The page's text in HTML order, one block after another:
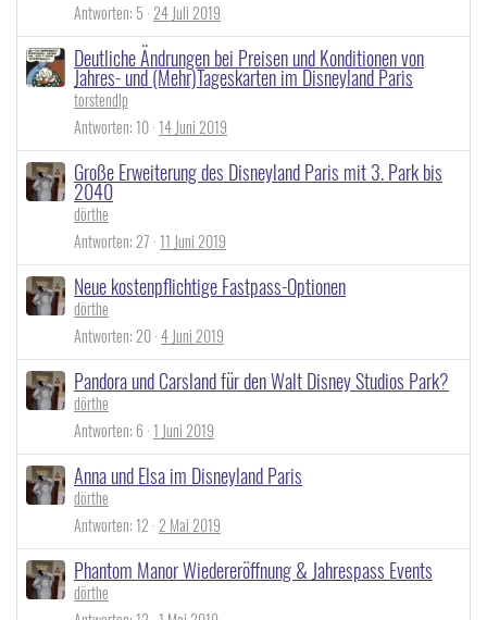
Antworten 5 24 Juli 2019
Deutliche Ändrungen bei Preisen und Konditionen von
Jahres- und (Mehr)Tageskarten im Disneyland Paris
torstendlp
Antworten 10 14 Juni 2019
Große Erweiterung des Disneyland Paris mit 3. Park bis
2040
dörthe
Antworten 27 11 Juni 2019
Neue kostenpflichtige Fastpass-Optionen
dörthe
Antworten 20 4 Juni 2019
Pandora und Carsland für den Walt Disney Studios Park?
dörthe
Antworten 6 1 Juni 2019
Anna und Elsa im Disneyland Paris
dörthe
Antworten 12 2 Mai 2019
Phantom Manor Wiedereröffnung & Jahrespass Events
dörthe